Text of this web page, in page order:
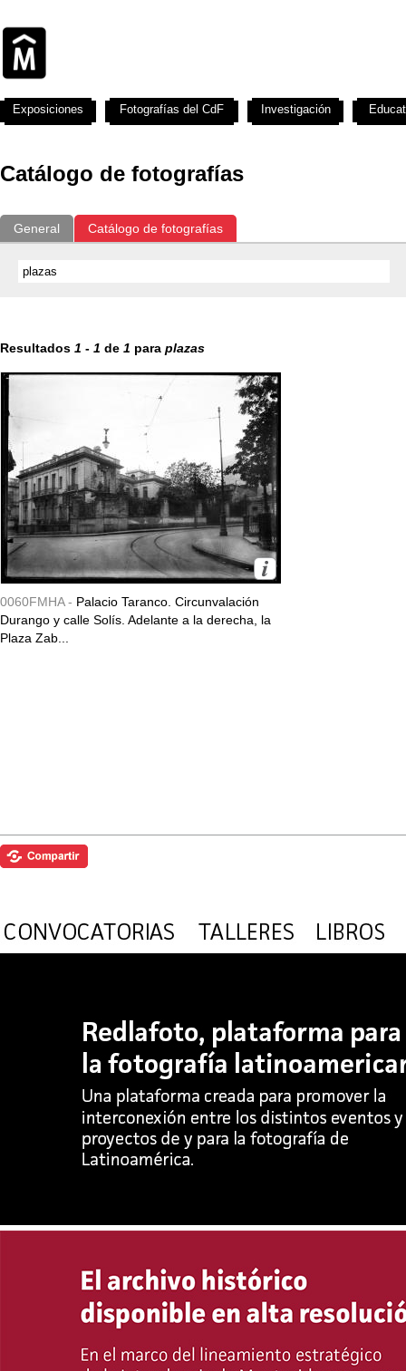
Catálogo de fotografías
General Catálogo de fotografías
Resultados 1 - 1 de 1 para plazas
0060FMHA - Palacio Taranco. Circunvalación
Durango y calle Solís. Adelante a la derecha, la
Plaza Zab...
Exposiciones Fotografías del CdF Investigación